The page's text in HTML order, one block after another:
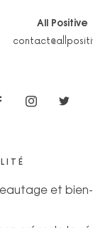
All Positive
et